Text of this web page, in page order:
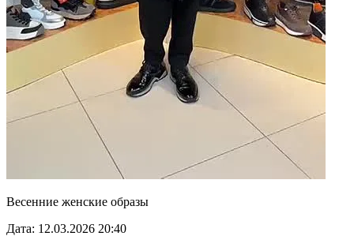
Весенние женские образы
Дата: 12.03.2026 20:40